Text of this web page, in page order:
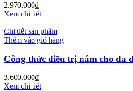
2.970.000₫
Xem chi tiết
Chi tiết sản phẩm
Thêm vào giỏ hàng
Công thức điều trị nám cho da
3.600.000₫
Xem chi tiết